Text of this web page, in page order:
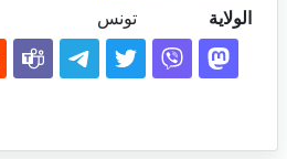
الولاية
تونس